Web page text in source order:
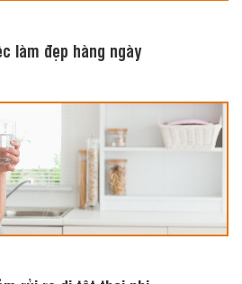
làm đẹp hàng ngày